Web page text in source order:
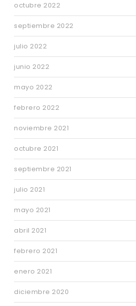
octubre 2022
septiembre 2022
julio 2022
junio 2022
mayo 2022
febrero 2022
noviembre 2021
octubre 2021
septiembre 2021
julio 2021
mayo 2021
abril 2021
febrero 2021
enero 2021
diciembre 2020